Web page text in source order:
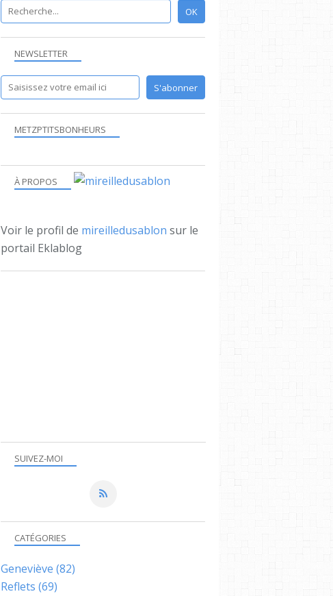
NEWSLETTER
SUIVEZ-MOI
METZPTITSBONHEURS
À PROPOS
Voir le profil de mireilledusablon sur le
portail Eklablog
CATÉGORIES
Geneviève (82)
Reflets (69)